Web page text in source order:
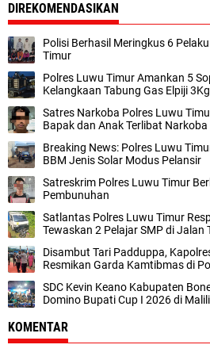
DIREKOMENDASIKAN
Polisi Berhasil Meringkus 6
Timur
Polres Luwu Timur Amankan 5
Kelangkaan Tabung Gas Elpiji 3Kg
Satres Narkoba Polres Luwu
Bapak dan Anak Terlibat Narkoba
Breaking News: Polres Luwu
BBM Jenis Solar Modus Pelansir
Satreskrim Polres Luwu Timur
Pembunuhan
Satlantas Polres Luwu Timur
Tewaskan 2 Pelajar SMP di Jalan
Disambut Tari Padduppa,
Resmikan Garda Kamtibmas di
SDC Kevin Keano Kabupaten
Domino Bupati Cup I 2026 di Malili
KOMENTAR